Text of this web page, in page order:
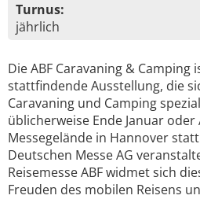
Turnus:
jährlich
Die ABF Caravaning & Camping
stattfindende Ausstellung, die
Caravaning und Camping
üblicherweise Ende Januar
Messegelände in Hannover
Deutschen Messe AG
Reisemesse ABF widmet sich
Freuden des mobilen Reisens